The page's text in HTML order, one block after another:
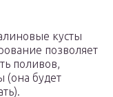
кусты
позволяет
поливов,
(она будет